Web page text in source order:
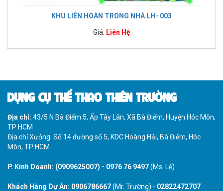
KHU LIÊN HOÀN TRONG NHÀ LH- 003
Giá: Liên Hệ
DỤNG CỤ THỂ THAO THIÊN TRƯỜNG
Địa chỉ: 43/5 N Bà Điểm 5, Ấp Tây Lân, Xã Bà Điểm, Huyện Hóc Môn,
TP HCM
Địa chỉ Xưởng: Số 14 đường số 5, KDC Hoàng Hải, Bà Điểm, Hóc
Môn, TP HCM
P. Kinh Doanh: (0909625007) - 0976 76 9497(Ms. Lệ)
Khách Hàng Dự Án: 0906786667(Mr. Trường) - 02822472707